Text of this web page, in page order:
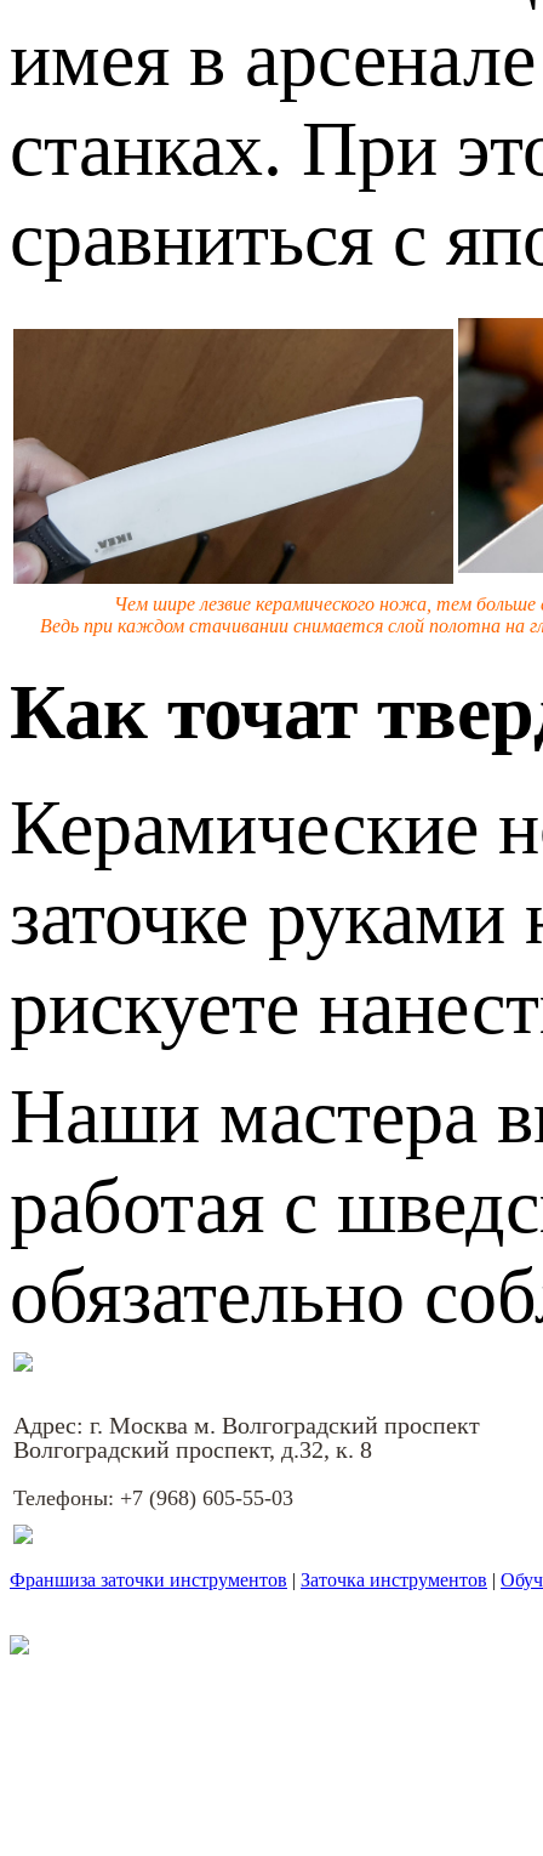
имея в
станках. При
сравниться с
Чем шире лезвие керамического ножа, тем больше
Ведь при каждом стачивании снимается слой полотна на
Как точат
Керамические
заточке
рискуете
Наши мастера
работая с
обязательно
Адрес: г. Москва м. Волгоградский проспект
Волгоградский проспект, д.32, к. 8
Телефоны: +7 (968) 605-55-03
Франшиза заточки инструментов | Заточка инструментов |